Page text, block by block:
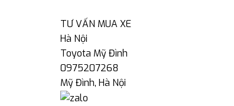
TƯ VẤN MUA XE
Hà Nội
Toyota Mỹ Đình
0975207268
Mỹ Đình, Hà Nội